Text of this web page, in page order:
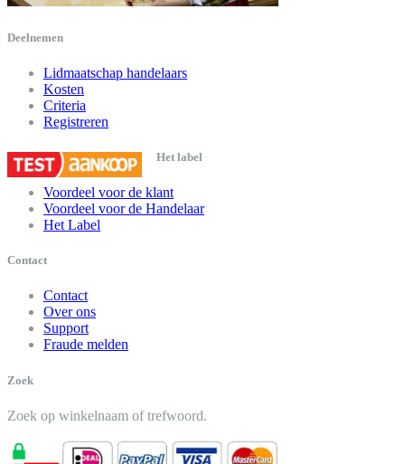
Deelnemen
Lidmaatschap handelaars
Kosten
Criteria
Registreren
Het label
Voordeel voor de klant
Voordeel voor de Handelaar
Het Label
Contact
Contact
Over ons
Support
Fraude melden
Zoek
Zoek op winkelnaam of trefwoord.